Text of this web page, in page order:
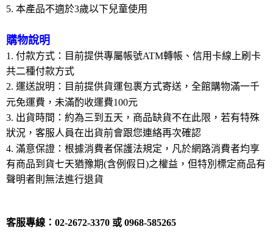
5. 本產品不適於3歲以下兒童使用
購物說明
1. 付款方式：目前提供專屬帳號ATM轉帳、信用卡線上刷卡
共二種付款方式
2. 運送說明：目前提供貨運包裹方式寄送，全館購物滿一千
元免運費，未滿酌收運費100元
3. 出貨時間：約為三到五天，商品缺貨不在此限，若有特殊
狀況，客服人員在出貨前會跟您連絡再次確認
4. 滿意保證：根據消費者保護法規定，凡於網路消費者均享
有商品到貨七天猶豫期(含例假日)之權益，但特別標定商品有
聲明者則無法進行退貨
客服專線：02-2672-3370 或 0968-585265